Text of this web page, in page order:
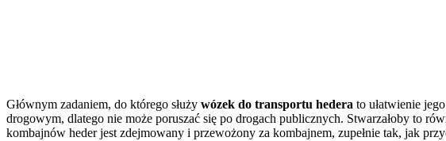
Głównym zadaniem, do którego służy wózek do transportu hedera to ułatwienie
drogowym, dlatego nie może poruszać się po drogach publicznych. Stwarzałoby to
kombajnów heder jest zdejmowany i przewożony za kombajnem, zupełnie tak, jak